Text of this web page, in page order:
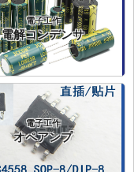
電子工作
電解コンデンサ
電子工作
オペアンプ